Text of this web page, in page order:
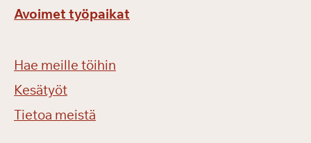
Avoimet työpaikat
Hae meille töihin
Kesätyöt
Tietoa meistä